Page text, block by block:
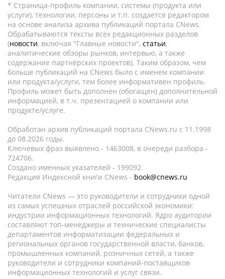
* Страница-профиль компании, системы (продукта или
услуги), технологии, персоны и т.п. создается редактором
на основе анализа архива публикаций портала CNews.
Обрабатываются тексты всех редакционных разделов
(новости, включая "Главные новости", статьи,
аналитические обзоры рынков, интервью, а также
содержание партнёрских проектов). Таким образом, чем
больше публикаций на CNews было с именем компании
или продукта/услуги, тем более информативен профиль.
Профиль может быть дополнен (обогащен) дополнительной
информацией, в т.ч. презентацией о компании или
продукте/услуге.
Обработан архив публикаций портала CNews.ru c 11.1998
до 08.2026 годы.
Ключевых фраз выявлено - 1463008, в очереди разбора -
724706.
Создано именных указателей - 199092.
Редакция Индексной книги CNews - book@cnews.ru
Читатели CNews — это руководители и сотрудники одной
из самых успешных отраслей российской экономики:
индустрии информационных технологий. Ядро аудитории
составляют топ-менеджеры и технические специалисты
департаментов информатизации федеральных и
региональных органов государственной власти, банков,
промышленных компаний, розничных сетей, а также
руководители и сотрудники компаний-поставщиков
информационных технологий и услуг связи.